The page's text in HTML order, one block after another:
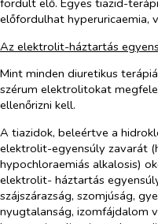
előfordulhat hyperuricaemia,
Az elektrolit-háztartás
Mint minden diuretikus
szérum elektrolitokat
ellenőrizni kell.
A tiazidok, beleértve a
elektrolit-egyensúly zavarát
hypochloraemiás alkalosis)
elektrolit- háztartás
szájszárazság, szomjúság,
nyugtalanság, izomfájdalom